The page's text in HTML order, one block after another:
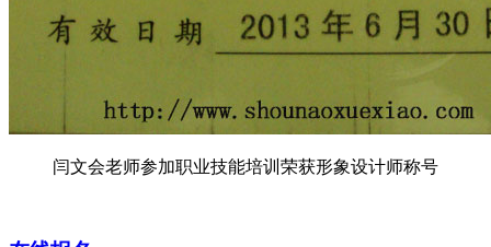
闫文会老师参加职业技能培训荣获形象设计师称号